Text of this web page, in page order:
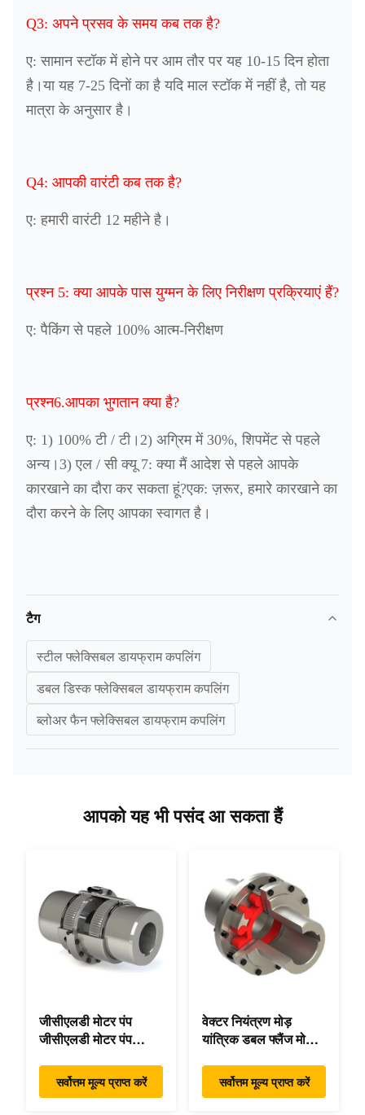
Q3: अपने प्रसव के समय कब तक है?
ए: सामान स्टॉक में होने पर आम तौर पर यह 10-15 दिन होता
है।या यह 7-25 दिनों का है यदि माल स्टॉक में नहीं है, तो यह
मात्रा के अनुसार है।
Q4: आपकी वारंटी कब तक है?
ए: हमारी वारंटी 12 महीने है।
प्रश्न 5: क्या आपके पास युग्मन के लिए निरीक्षण प्रक्रियाएं हैं?
ए: पैकिंग से पहले 100% आत्म-निरीक्षण
प्रश्न6.आपका भुगतान क्या है?
ए: 1) 100% टी / टी।2) अग्रिम में 30%, शिपमेंट से पहले
अन्य।3) एल / सी क्यू 7: क्या मैं आदेश से पहले आपके
कारखाने का दौरा कर सकता हूं?एक: ज़रूर, हमारे कारखाने का
दौरा करने के लिए आपका स्वागत है।
टैग
स्टील फ्लेक्सिबल डायफ्राम कपलिंग
डबल डिस्क फ्लेक्सिबल डायफ्राम कपलिंग
ब्लोअर फैन फ्लेक्सिबल डायफ्राम कपलिंग
आपको यह भी पसंद आ सकता हैं
जीसीएलडी मोटर पंप
जीसीएलडी मोटर पंप
कॉम्पैक्ट फुटप्रिंट
सर्वोत्तम मूल्य प्राप्त करें
वेक्टर नियंत्रण मोड़
यांत्रिक डबल फ्लैंज मोड़
सर्वोत्तम मूल्य प्राप्त करें